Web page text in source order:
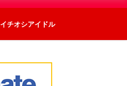
イチオシアイドル